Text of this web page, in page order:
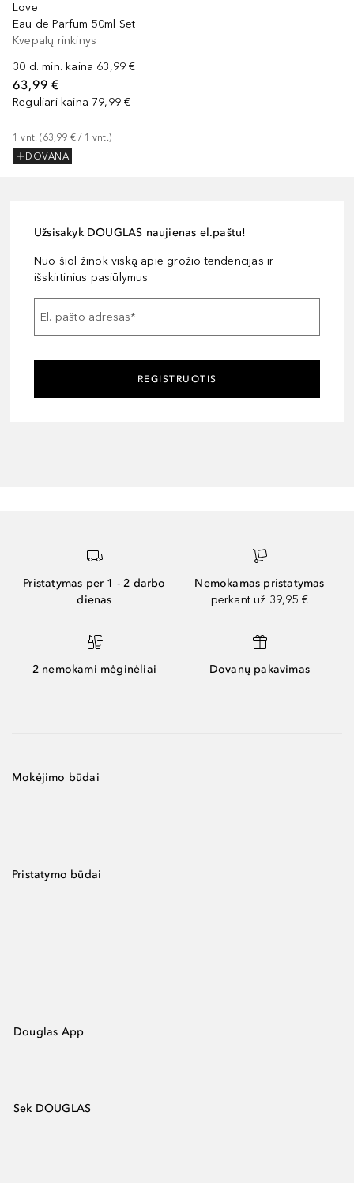
Love
Eau de Parfum 50ml Set
Kvepalų rinkinys
30 d. min. kaina 63,99 €
63,99 €
Reguliari kaina 79,99 €
1 vnt. (63,99 € / 1 vnt.)
DOVANA
Užsisakyk DOUGLAS naujienas el.paštu!
Nuo šiol žinok viską apie grožio tendencijas ir
išskirtinius pasiūlymus
El. pašto adresas*
REGISTRUOTIS
Pristatymas per 1 - 2 darbo
dienas
Nemokamas pristatymas
perkant už 39,95 €
2 nemokami mėginėliai Dovanų pakavimas
Mokėjimo būdai
Pristatymo būdai
Douglas App
Sek DOUGLAS